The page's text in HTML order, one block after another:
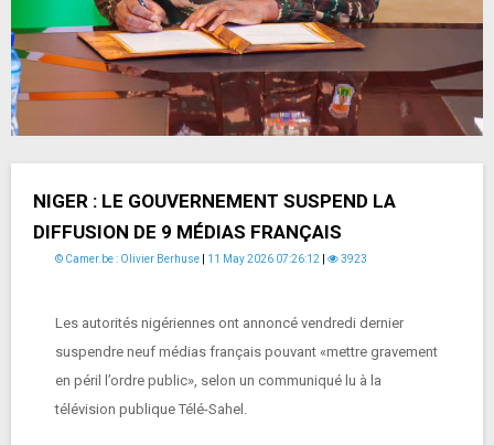
NIGER : LE GOUVERNEMENT SUSPEND LA
DIFFUSION DE 9 MÉDIAS FRANÇAIS
© Camer.be : Olivier Berhuse 11 May 2026 07:26:12 3923
Les autorités nigériennes ont annoncé vendredi dernier
suspendre neuf médias français pouvant «mettre gravement
en péril l’ordre public», selon un communiqué lu à la
télévision publique Télé-Sahel.